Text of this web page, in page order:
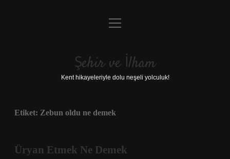
Anasayfa
Yasal Uyarı
menüyü
Şehir ve İlham
Kent hikayeleriyle dolu neşeli yolculuk!
Etiket: Zebun oldu ne demek
Üryan Etmek Ne Demek